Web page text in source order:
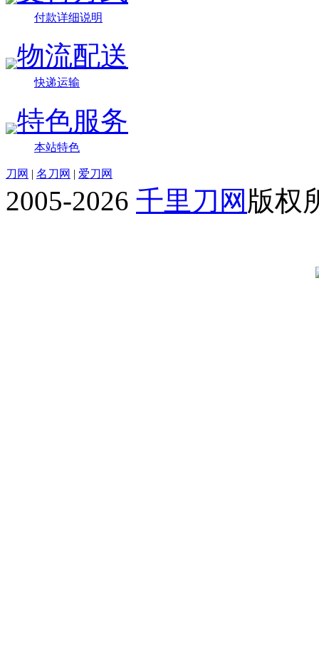
付款详细说明
物流配送
快递运输
特色服务
本站特色
刀网 | 名刀网 | 爱刀网
2005-2026 千里刀网 版权